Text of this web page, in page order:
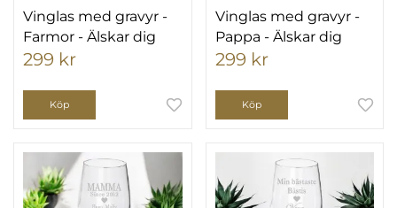
Vinglas med gravyr -
Farmor - Älskar dig
299 kr
Köp
Vinglas med gravyr -
Pappa - Älskar dig
299 kr
Köp